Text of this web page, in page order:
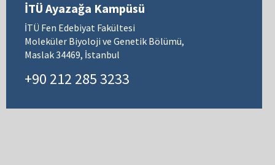
İTÜ Ayazağa Kampüsü
İTÜ Fen Edebiyat Fakültesi
Moleküler Biyoloji ve Genetik Bölümü,
Maslak 34469, İstanbul
+90 212 285 3233